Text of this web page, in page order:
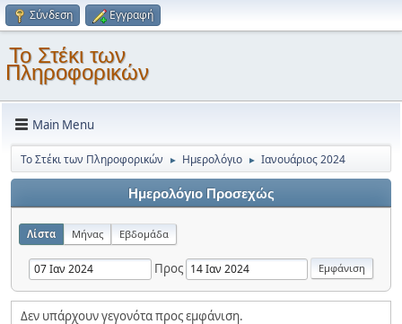
Σύνδεση Εγγραφή
Το Στέκι των
Πληροφορικών
Main Menu
Το Στέκι των Πληροφορικών ► Ημερολόγιο ► Ιανουάριος 2024
Ημερολόγιο Προσεχώς
Λίστα Μήνας Εβδομάδα
Προς
Δεν υπάρχουν γεγονότα προς εμφάνιση.